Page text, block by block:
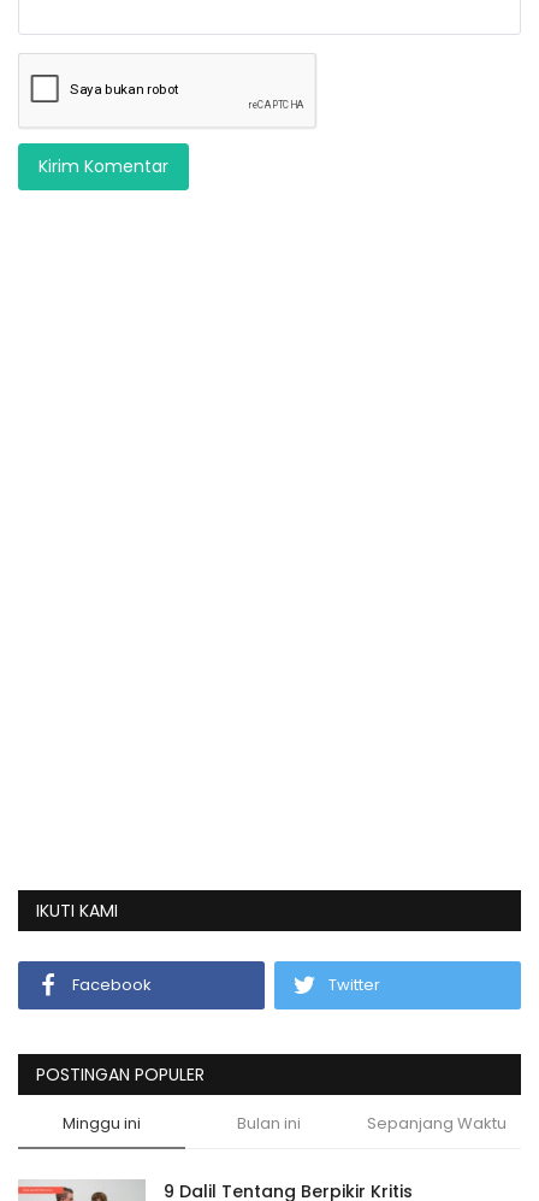
Kirim Komentar
IKUTI KAMI
Facebook Twitter
POSTINGAN POPULER
Minggu ini Bulan ini Sepanjang Waktu
9 Dalil Tentang Berpikir Kritis